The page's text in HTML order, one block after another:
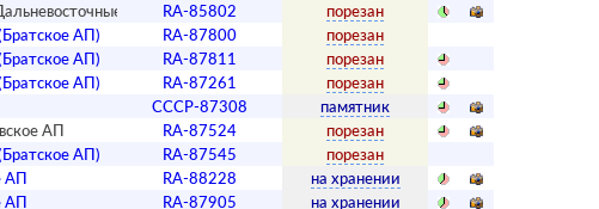
А/л RA-85802
порезан
АП) RA-87800
порезан
АП) RA-87811
порезан
АП) RA-87261
порезан
СССР-87308
памятник
АП RA-87524
порезан
АП) RA-87545
порезан
АП RA-88228
на хранении
АП RA-87905 на хранении